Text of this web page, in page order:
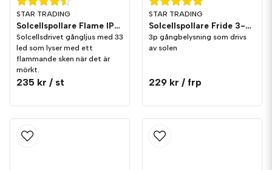
STAR TRADING
Solcellspollare Flame IP44
Solcellsdrivet gångljus med 33
led som lyser med ett
flammande sken när det är
mörkt.
235 kr / st
STAR TRADING
Solcellspollare Fride 3-P IP44
3p gångbelysning som drivs
av solen
229 kr / frp